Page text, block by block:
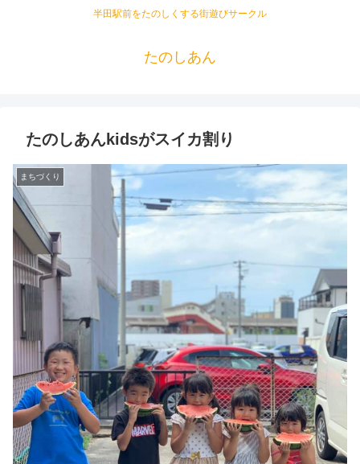
半田駅前をたのしくする街遊びサークル
たのしあん
たのしあんkidsがスイカ割り
まちづくり